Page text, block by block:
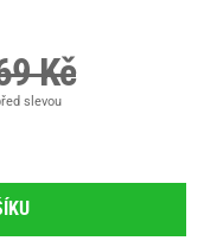
Kč
slevou